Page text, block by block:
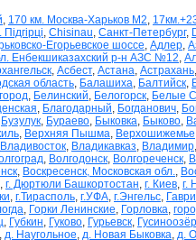
, 170 км. Москва-Харьков М2,
Підгірці, Chisinau, Cанкт-Петербург,
Егорьевское шоссе, Адлер,
Енбекшиказахский р-н АЗС №12,
, Асбест, Астана, Астрахань,
область, Балашиха, Балтийск,
, Белинский, Белогорск, Белые
, Благодарный, Богданович,
Бузулук, Бураево, Быковка, Быково,
, Верхняя Пышма, Верхошижемье
Владивосток, Владикавказ, Владимир,
, Волгодонск, Волгореченск,
, Воскресенск, Московская обл.,
, г. Дюртюли Башкортостан, г. Киев, г.
, г.Тирасполь, г.УФА, г.Энгельс,
, Горки Ленинские, Горловка,
, Губкин, Гуково, Гурьевск,
, д. Наугольное, д. Новая Быковка, д.